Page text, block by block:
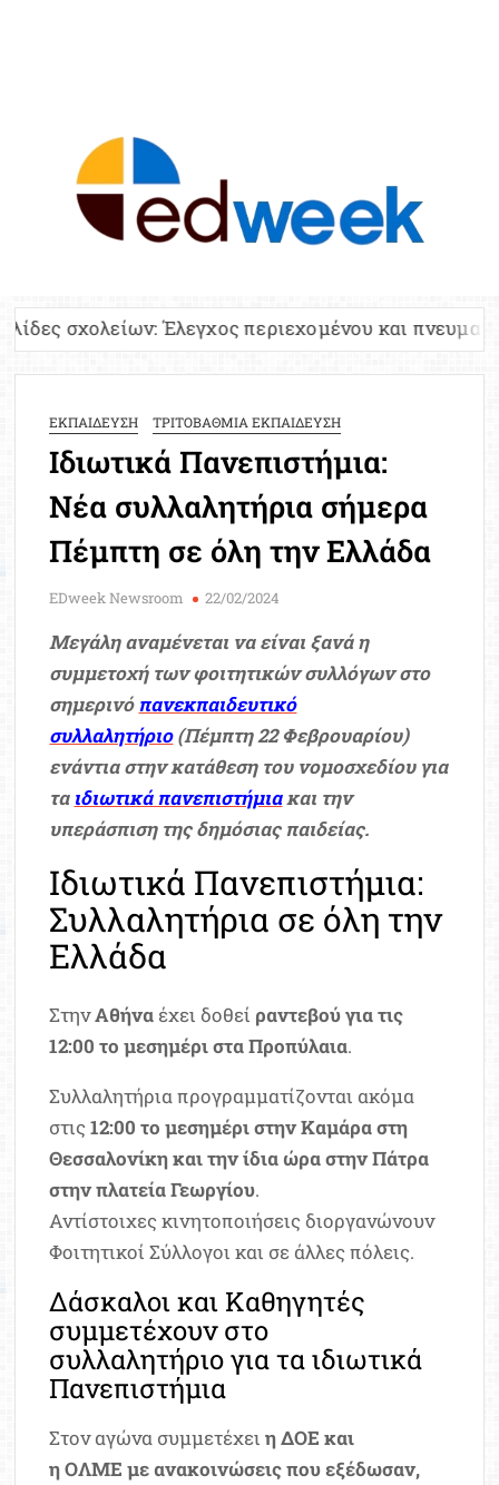
Έλεγχος περιεχομένου και πνευματικών
ΕΚΠΑΙΔΕΥΣΗ ΤΡΙΤΟΒΑΘΜΙΑ ΕΚΠΑΙΔΕΥΣΗ
Ιδιωτικά Πανεπιστήμια:
Νέα συλλαλητήρια σήμερα
Πέμπτη σε όλη την Ελλάδα
EDweek Newsroom 22/02/2024
Μεγάλη αναμένεται να είναι ξανά η
συμμετοχή των φοιτητικών συλλόγων στο
σημερινόπανεκπαιδευτικό
συλλαλητήριο(Πέμπτη 22 Φεβρουαρίου)
ενάντια στην κατάθεση του νομοσχεδίου για
τα ιδιωτικά πανεπιστήμιακαι την
υπεράσπιση της δημόσιας παιδείας.
Ιδιωτικά Πανεπιστήμια:
Συλλαλητήρια σε όλη την
Ελλάδα
ΣτηνΑθήνα έχει δοθεί ραντεβού για τις
12:00 το μεσημέρι στα Προπύλαια.
Συλλαλητήρια προγραμματίζονται ακόμα
στις12:00 το μεσημέρι στην Καμάρα στη
Θεσσαλονίκη και την ίδια ώρα στην Πάτρα
στην πλατεία Γεωργίου.
Αντίστοιχες κινητοποιήσεις διοργανώνουν
Φοιτητικοί Σύλλογοι και σε άλλες πόλεις.
Δάσκαλοι και Καθηγητές
συμμετέχουν στο
συλλαλητήριο για τα ιδιωτικά
Πανεπιστήμια
Στον αγώνα συμμετέχειη ΔΟΕ και
η ΟΛΜΕ με ανακοινώσεις που εξέδωσαν,